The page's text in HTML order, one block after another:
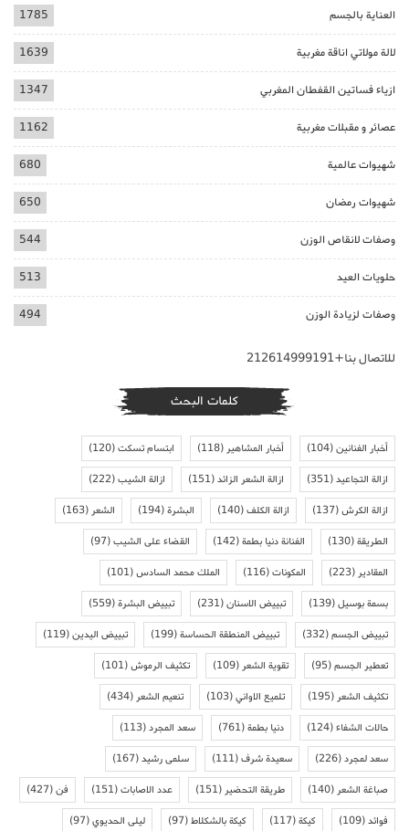
العناية بالجسم 1785
لالة مولاتي اناقة مغربية 1639
ازياء فساتين القفطان المغربي 1347
عصائر و مقبلات مغربية 1162
شهيوات عالمية 680
شهيوات رمضان 650
وصفات لانقاص الوزن 544
حلويات العيد 513
وصفات لزيادة الوزن 494
للاتصال بنا+212614999191
كلمات البحث
أخبار الفنانين(104) أخبار المشاهير(118) ابتسام تسكت(120)
ازالة التجاعيد(351) ازالة الشعر الزائد(151) ازالة الشيب(222)
ازالة الكرش(137) ازالة الكلف(140) البشرة(194) الشعر(163)
الطريقة(130) الفنانة دنيا بطمة(142) القضاء على الشيب(97)
المقادير(223) المكونات(116) الملك محمد السادس(101)
بسمة بوسيل(139) تبييض الاسنان(231) تبييض البشرة(559)
تبييض الجسم(332) تبييض المنطقة الحساسة(199) تبييض اليدين(119)
تعطير الجسم(95) تقوية الشعر(109) تكثيف الرموش(101)
تكثيف الشعر(195) تلميع الاواني(103) تنعيم الشعر(434)
حالات الشفاء(124) دنيا بطمة(761) سعد المجرد(113)
سعد لمجرد(226) سعيدة شرف(111) سلمى رشيد(167)
صباغة الشعر(140) طريقة التحضير(151) عدد الاصابات(151) فن(427)
فوائد(109) كيكة(117) كيكة بالشكلاط(97) ليلى الحديوي(97)